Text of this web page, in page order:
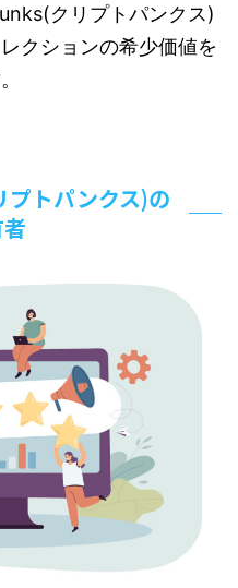
クリプトパンクス)
クションの希少価値を
トパンクス)の